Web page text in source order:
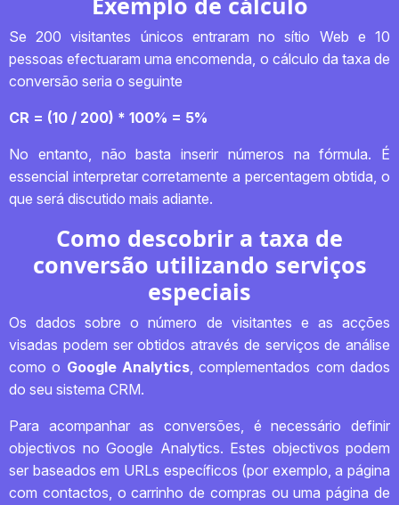
Se 200 visitantes únicos entraram no sítio Web e 10
pessoas efectuaram uma encomenda, o cálculo da taxa de
conversão seria o seguinte
CR = (10 / 200) * 100% = 5%
No entanto, não basta inserir números na fórmula. É
essencial interpretar corretamente a percentagem obtida, o
que será discutido mais adiante.
Como descobrir a taxa de
conversão utilizando serviços
especiais
Os dados sobre o número de visitantes e as acções
visadas podem ser obtidos através de serviços de análise
como o Google Analytics, complementados com dados
do seu sistema CRM.
Para acompanhar as conversões, é necessário definir
objectivos no Google Analytics. Estes objectivos podem
ser baseados em URLs específicos (por exemplo, a página
com contactos, o carrinho de compras ou uma página de